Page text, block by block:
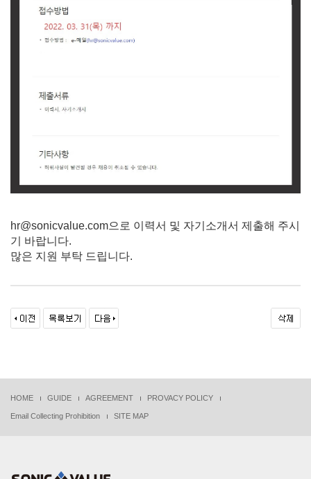
hr@sonicvalue.com으로 이력서 및 자기소개서 제출해 주시
기 바랍니다.
많은 지원 부탁 드립니다.
HOME GUIDE AGREEMENT PROVACY POLICY
Email Collecting Prohibition SITE MAP